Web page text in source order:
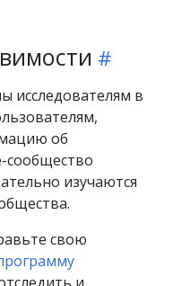
исследователям в
об
сообщество
изучаются
свою